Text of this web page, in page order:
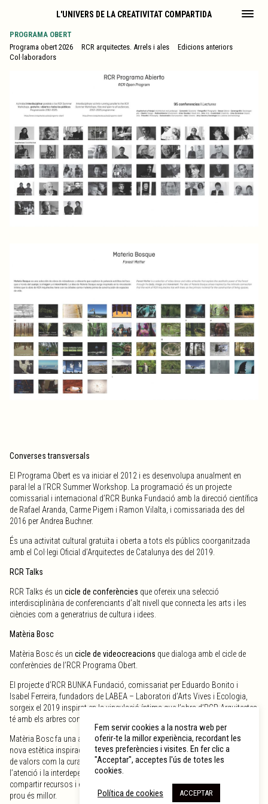
L'UNIVERS DE LA CREATIVITAT COMPARTIDA
PROGRAMA OBERT
Programa obert 2026
RCR arquitectes. Arrels i ales
Edicions anteriors
Col·laboradors
Converses transversals
El Programa Obert es va iniciar el 2012 i es desenvolupa anualment en
paral·lel a l’RCR Summer Workshop. La programació és un projecte
comissarial i internacional d’RCR Bunka Fundació amb la direcció científica
de Rafael Aranda, Carme Pigem i Ramon Vilalta, i comissariada des del
2016 per Andrea Buchner.
És una activitat cultural gratuïta i oberta a tots els públics coorganitzada
amb el Col·legi Oficial d’Arquitectes de Catalunya des del 2019.
RCR Talks
RCR Talks és un cicle de conferències que ofereix una selecció
interdisciplinària de conferenciants d’alt nivell que connecta les arts i les
ciències com a generatrius de cultura i idees.
Matèria Bosc
Matèria Bosc és un cicle de videocreacions que dialoga amb el cicle de
conferències de l’RCR Programa Obert.
El projecte d’RCR BUNKA Fundació, comissariat per Eduardo Bonito i
Isabel Ferreira, fundadors de LABEA – Laboratori d’Arts Vives i Ecologia,
sorgeix el 2019 inspirat en la vinculació íntima que l’obra d’RCR Arquitectes
té amb els arbres com a matèria primera de construcció d’espais de vida.
Matèria Bosc fa una aportació sensible a la construcció en curs d’una
nova estètica inspirada en els arbres. Una estètica que es configura a partir
de valors com la cura, la protecció, la fertilitat, la simplicitat, la vitalitat,
l’atenció i la interdependència. Amb els arbres aprenem l’eficàcia de
compartir recursos i establir sinergies. Amb els arbres comprenem que
prou és millor.
Fem servir cookies a la nostra web per
oferir-te la millor experiència, recordant les
teves preferències i visites. En fer clic a
"Acceptar", acceptes l'ús de totes les
cookies.
Política de cookies ACCEPTAR